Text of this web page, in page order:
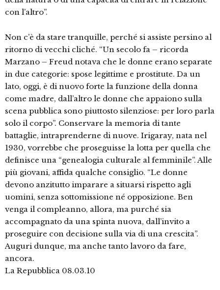
con l’altro”.
Non c’è da stare tranquille, perché si assiste persino al
ritorno di vecchi cliché. “Un secolo fa – ricorda
Marzano – Freud notava che le donne erano separate
in due categorie: spose legittime e prostitute. Da un
lato, oggi, è di nuovo forte la funzione della donna
come madre, dall’altro le donne che appaiono sulla
scena pubblica sono piuttosto silenziose: per loro parla
solo il corpo”. Conservare la memoria di tante
battaglie, intraprenderne di nuove. Irigaray, nata nel
1930, vorrebbe che proseguisse la lotta per quella che
definisce una “genealogia culturale al femminile”. Alle
più giovani, affida qualche consiglio. “Le donne
devono anzitutto imparare a situarsi rispetto agli
uomini, senza sottomissione né opposizione. Ben
venga il compleanno, allora, ma purché sia
accompagnato da una spinta nuova, dall’invito a
proseguire con decisione sulla via di una crescita”.
Auguri dunque, ma anche tanto lavoro da fare,
ancora.
La Repubblica 08.03.10